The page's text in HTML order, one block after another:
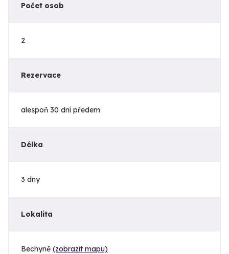
Počet osob
2
Rezervace
alespoň 30 dní předem
Délka
3 dny
Lokalita
Bechyně (zobrazit mapu)